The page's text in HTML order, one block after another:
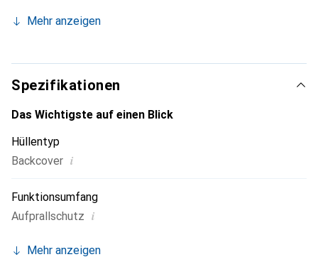
und unverzichtbaren Accessoire für Ihr Smartphone.
die Marke Noreve eine sichere Wahl für eine
anspruchsvolle Kundschaft.
Mehr anzeigen
Spezifikationen
Das Wichtigste auf einen Blick
Hüllentyp
Backcover i
Funktionsumfang
Aufprallschutz i
Mehr anzeigen